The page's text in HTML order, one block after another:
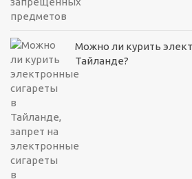
Можно ли курить
Тайланде?